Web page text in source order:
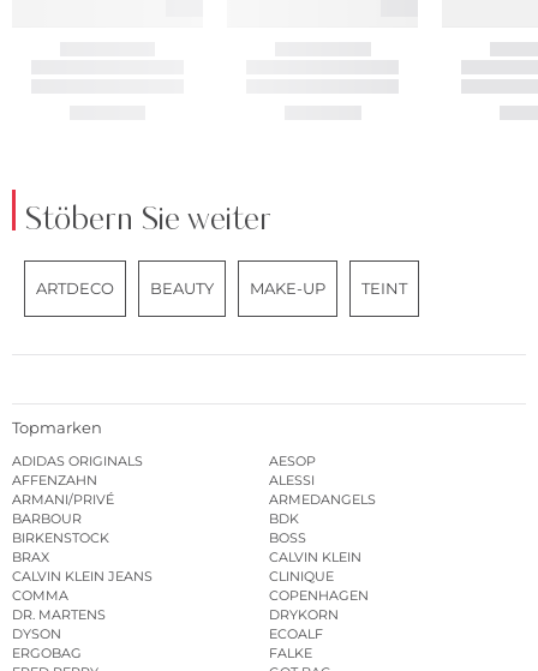
Stöbern Sie weiter
ARTDECO BEAUTY MAKE-UP TEINT
Topmarken
ADIDAS ORIGINALS
AESOP
AFFENZAHN
ALESSI
ARMANI/PRIVÉ
ARMEDANGELS
BARBOUR
BDK
BIRKENSTOCK
BOSS
BRAX
CALVIN KLEIN
CALVIN KLEIN JEANS
CLINIQUE
COMMA
COPENHAGEN
DR. MARTENS
DRYKORN
DYSON
ECOALF
ERGOBAG
FALKE